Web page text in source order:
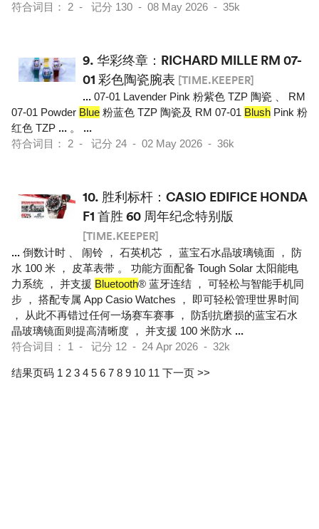
符合词目： 2 - 记分 130 - 08 May 2026 - 35k
9. 华彩终章：RICHARD MILLE RM 07-
01 彩色陶瓷腕表 [TIME.KEEPER]
... 07-01 Lavender Pink 粉紫色 TZP 陶瓷 、 RM
07-01 Powder Blue 粉蓝色 TZP 陶瓷及 RM 07-01 Blush Pink 粉
红色 TZP ... 。 ...
符合词目： 2 - 记分 24 - 02 May 2026 - 36k
10. 胜利标杆：CASIO EDIFICE HONDA
F1 首胜 60 周年纪念特别版
[TIME.KEEPER]
... 倒数计时 、 闹铃 ， 石英机芯 ， 蓝宝石水晶玻璃镜面 ， 防
水 100 米 ， 皮革表带 。 功能方面配备 Tough Solar 太阳能电
力系统 ， 并支援 Bluetooth® 蓝牙连结 ， 可轻松与智能手机同
步 ， 搭配专属 App Casio Watches ， 即可轻松管理世界时间
， 从此不再错过任何一场赛车赛事 ， 防刮抗磨损的蓝宝石水
晶玻璃镜面则提高清晰度 ， 并支援 100 米防水 ...
符合词目： 1 - 记分 12 - 24 Apr 2026 - 32k
结果页码 1 2 3 4 5 6 7 8 9 10 11 下一页 >>